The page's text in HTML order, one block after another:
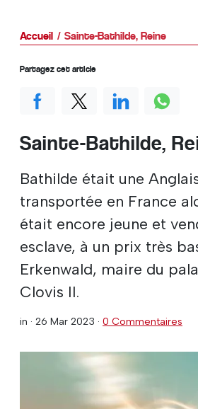
Accueil Sainte-Bathilde, Reine
Sainte-Bathilde,
Bathilde était une
transportée en France
était encore jeune et
esclave, à un prix très
Erkenwald, maire du
Clovis II.
in · 26 Mar 2023 · 0 Commentaires
Partagez cet article